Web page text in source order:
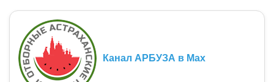
Канал АРБУЗА в Max